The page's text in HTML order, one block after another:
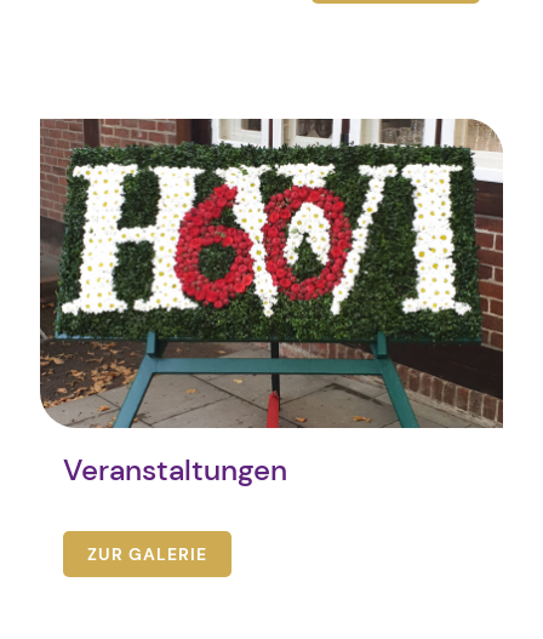
Veranstaltungen
ZUR GALERIE